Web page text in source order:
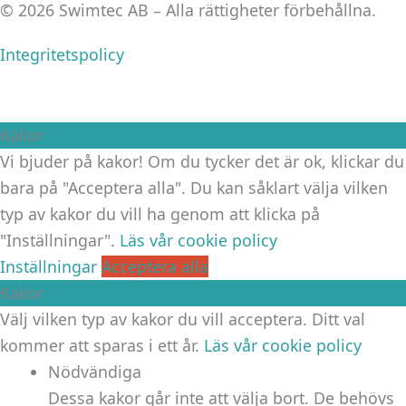
© 2026 Swimtec AB – Alla rättigheter förbehållna.
Integritetspolicy
Kakor
Vi bjuder på kakor! Om du tycker det är ok, klickar du
bara på "Acceptera alla". Du kan såklart välja vilken
typ av kakor du vill ha genom att klicka på
"Inställningar". Läs vår cookie policy
Inställningar Acceptera alla
Kakor
Välj vilken typ av kakor du vill acceptera. Ditt val
kommer att sparas i ett år. Läs vår cookie policy
Nödvändiga
Dessa kakor går inte att välja bort. De behövs